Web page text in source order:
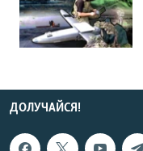
ДОЛУЧАЙСЯ!